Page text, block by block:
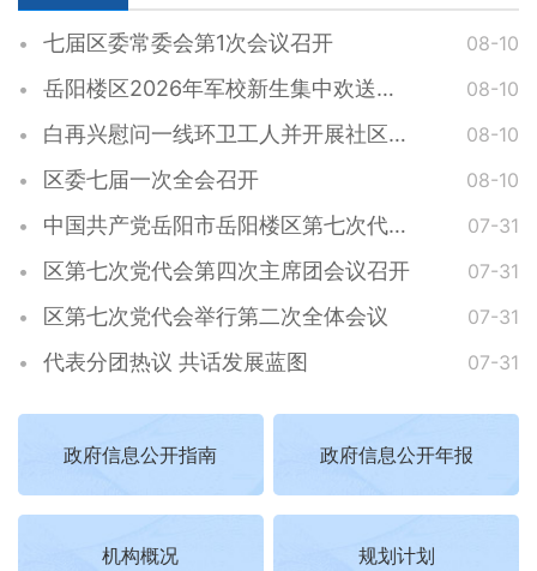
七届区委常委会第1次会议召开 08-10
岳阳楼区2026年军校新生集中欢送仪式举行 08-10
白再兴慰问一线环卫工人并开展社区调研工作 08-10
区委七届一次全会召开 08-10
中国共产党岳阳市岳阳楼区第七次代表大会胜利闭幕 07-31
区第七次党代会第四次主席团会议召开 07-31
区第七次党代会举行第二次全体会议 07-31
代表分团热议 共话发展蓝图 07-31
政府信息公开指南 政府信息公开年报
机构概况 规划计划